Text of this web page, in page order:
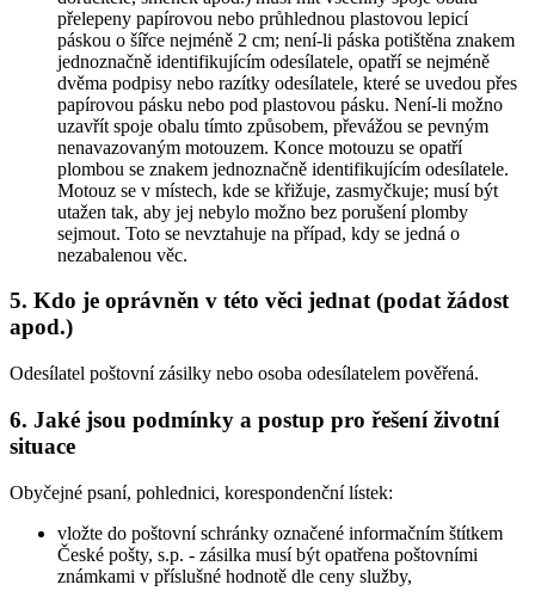
přelepeny papírovou nebo průhlednou plastovou lepicí
páskou o šířce nejméně 2 cm; není-li páska potištěna znakem
jednoznačně identifikujícím odesílatele, opatří se nejméně
dvěma podpisy nebo razítky odesílatele, které se uvedou přes
papírovou pásku nebo pod plastovou pásku. Není-li možno
uzavřít spoje obalu tímto způsobem, převážou se pevným
nenavazovaným motouzem. Konce motouzu se opatří
plombou se znakem jednoznačně identifikujícím odesílatele.
Motouz se v místech, kde se křižuje, zasmyčkuje; musí být
utažen tak, aby jej nebylo možno bez porušení plomby
sejmout. Toto se nevztahuje na případ, kdy se jedná o
nezabalenou věc.
5. Kdo je oprávněn v této věci jednat (podat žádost
apod.)
Odesílatel poštovní zásilky nebo osoba odesílatelem pověřená.
6. Jaké jsou podmínky a postup pro řešení životní
situace
Obyčejné psaní, pohlednici, korespondenční lístek:
vložte do poštovní schránky označené informačním štítkem
České pošty, s.p. - zásilka musí být opatřena poštovními
známkami v příslušné hodnotě dle ceny služby,